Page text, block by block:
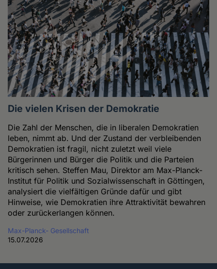
Die vielen Krisen der Demokratie
Die Zahl der Menschen, die in liberalen Demokratien
leben, nimmt ab. Und der Zustand der verbleibenden
Demokratien ist fragil, nicht zuletzt weil viele
Bürgerinnen und Bürger die Politik und die Parteien
kritisch sehen. Steffen Mau, Direktor am Max-Planck-
Institut für Politik und Sozialwissenschaft in Göttingen,
analysiert die vielfältigen Gründe dafür und gibt
Hinweise, wie Demokratien ihre Attraktivität bewahren
oder zurückerlangen können.
Max-Planck- Gesellschaft
15.07.2026